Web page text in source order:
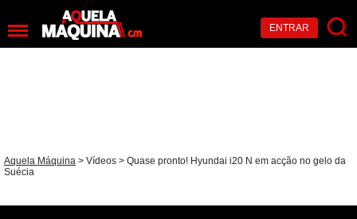
ENTRAR
Aquela Máquina > Vídeos > Quase pronto! Hyundai i20 N em acção no gelo da
Suécia